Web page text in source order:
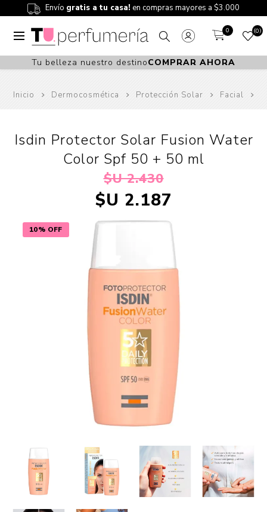
Envío gratis a tu casa! en compras mayores a $3.000
0 0
Tu belleza nuestro destinoCOMPRAR AHORA
Inicio Dermocosmética Protección Solar Facial
10% OFF
Isdin Protector Solar Fusion Water
Color Spf 50 + 50 ml
$U 2.430
$U 2.187